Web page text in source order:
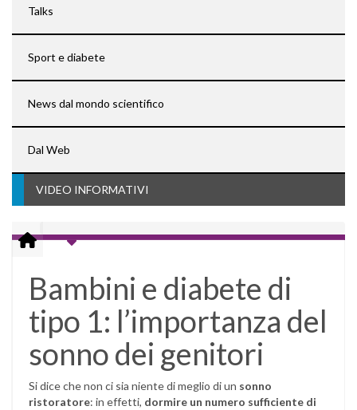
Talks
Sport e diabete
News dal mondo scientifico
Dal Web
VIDEO INFORMATIVI
Bambini e diabete di
tipo 1: l’importanza del
sonno dei genitori
Si dice che non ci sia niente di meglio di un sonno
ristoratore: in effetti, dormire un numero sufficiente di